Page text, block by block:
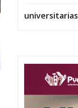
universitarias